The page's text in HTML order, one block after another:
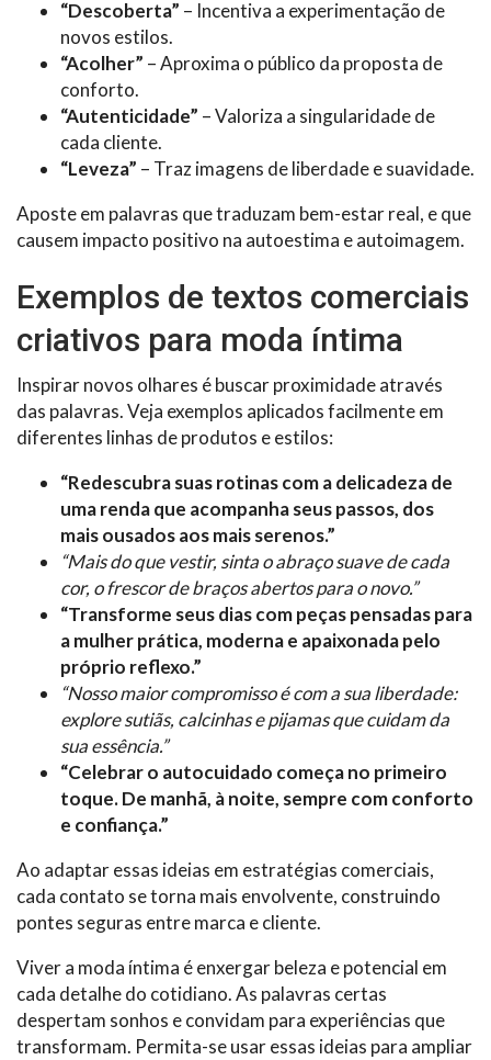
“Descoberta” – Incentiva a experimentação de
novos estilos.
“Acolher” – Aproxima o público da proposta de
conforto.
“Autenticidade” – Valoriza a singularidade de
cada cliente.
“Leveza” – Traz imagens de liberdade e suavidade.
Aposte em palavras que traduzam bem-estar real, e que
causem impacto positivo na autoestima e autoimagem.
Exemplos de textos comerciais
criativos para moda íntima
Inspirar novos olhares é buscar proximidade através
das palavras. Veja exemplos aplicados facilmente em
diferentes linhas de produtos e estilos:
“Redescubra suas rotinas com a delicadeza de
uma renda que acompanha seus passos, dos
mais ousados aos mais serenos.”
“Mais do que vestir, sinta o abraço suave de cada
cor, o frescor de braços abertos para o novo.”
“Transforme seus dias com peças pensadas para
a mulher prática, moderna e apaixonada pelo
próprio reflexo.”
“Nosso maior compromisso é com a sua liberdade:
explore sutiãs, calcinhas e pijamas que cuidam da
sua essência.”
“Celebrar o autocuidado começa no primeiro
toque. De manhã, à noite, sempre com conforto
e confiança.”
Ao adaptar essas ideias em estratégias comerciais,
cada contato se torna mais envolvente, construindo
pontes seguras entre marca e cliente.
Viver a moda íntima é enxergar beleza e potencial em
cada detalhe do cotidiano. As palavras certas
despertam sonhos e convidam para experiências que
transformam. Permita-se usar essas ideias para ampliar